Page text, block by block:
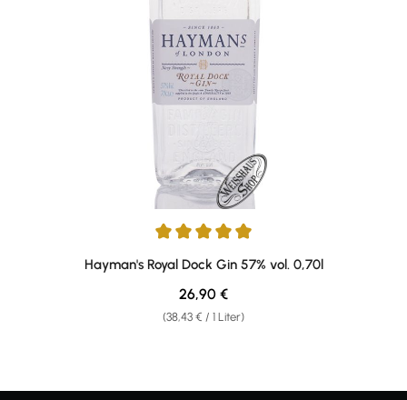
Durchschnittliche Bewertung von 4.93 von 5 Sternen
Hayman's Royal Dock Gin 57% vol. 0,70l
(38,43 € / 1 Liter)
Regulärer Preis:
26,90 €